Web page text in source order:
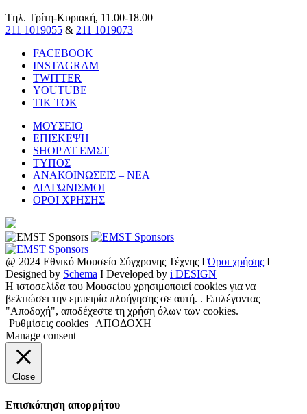
Tηλ. Τρίτη-Κυριακή, 11.00-18.00
211 1019055 & 211 1019073
FACEBOOK
INSTAGRAM
TWITTER
YOUTUBE
TIK TOK
ΜΟΥΣΕΙΟ
ΕΠΙΣΚΕΨΗ
SHOP AT ΕΜΣΤ
ΤΥΠΟΣ
ΑΝΑΚΟΙΝΩΣΕΙΣ – ΝΕΑ
ΔΙΑΓΩΝΙΣΜΟΙ
ΟΡΟΙ ΧΡΗΣΗΣ
@ 2024 Εθνικό Μουσείο Σύγχρονης Τέχνης IΌροι χρήσης I
Designed by Schema I Developed by i DESIGN
Η ιστοσελίδα του Μουσείου χρησιμοποιεί cookies για να
βελτιώσει την εμπειρία πλοήγησης σε αυτή. . Επιλέγοντας
"Αποδοχή", αποδέχεστε τη χρήση όλων των cookies.
Ρυθμίσεις cookies ΑΠΟΔΟΧΗ
Manage consent
Close
Επισκόπηση απορρήτου